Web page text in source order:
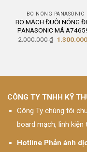
BO NÓNG PANASONIC
BO MẠCH ĐUÔI NÓNG
PANASONIC MÃ
2.000.000₫ Giá
CÔNG TY TNHH KỸ
Công Ty chúng tôi
board mạch, linh kiện
Hotline Phản ánh